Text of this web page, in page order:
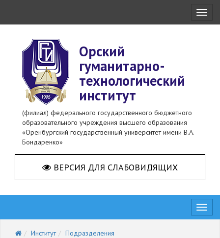
Орский
гуманитарно-
технологический
институт
(филиал) федерального государственного бюджетного
образовательного учреждения высшего образования
«Оренбургский государственный университет имени В.А.
Бондаренко»
ВЕРСИЯ ДЛЯ СЛАБОВИДЯЩИХ
Институт
Подразделения